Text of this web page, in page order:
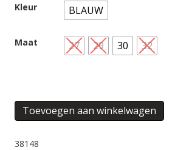
Kleur BLAUW
Maat 27 29 30 32
WINDSOR
JEANS
Toevoegen aan winkelwagen
38148